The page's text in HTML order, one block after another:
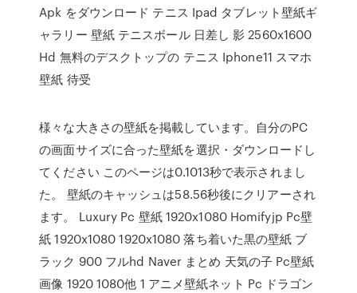
Apk をダウンロード テニス Ipad タブレット壁紙ギ
ャラリー 壁紙 テニスボール 日差し 影 2560x1600
Hd 無料のデスクトップの テニス Iphone11 スマホ
壁紙 待受
様々な大きさの壁紙を掲載しています。自分のPC
の画面サイズに合った壁紙を選択・ダウンロードし
てください このページは0.1013秒で表示されまし
た。 壁紙のキャッシュは58.56秒後にクリアーされ
ます。 Luxury Pc 壁紙 1920x1080 Homifyjp Pc壁
紙 1920x1080 1920x1080 落ち着いた黒の壁紙 ブ
ラック 900 フルhd Naver まとめ 天気の子 Pc壁紙
画像 1920 1080他 1 アニメ壁紙ネット Pc ドラゴン